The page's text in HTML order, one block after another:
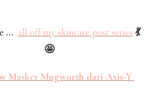
... all off my skincare post series 💃
🤩
Masker Mugworth dari Axis-Y